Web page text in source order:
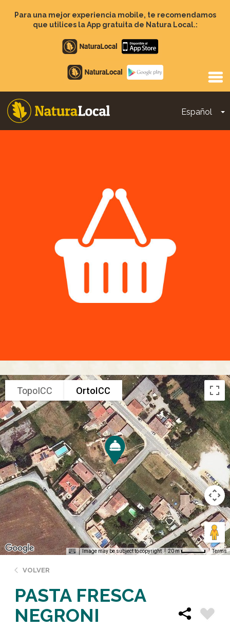
contenido
Para una mejor experiencia mobile, te recomendamos
que utilices la App gratuita de Natura Local.:
Apple
store
Google
Play
Español
Main
TopoICC OrtoICC
Image may be subject to copyright 20 m Terms
VOLVER
PASTA FRESCA
NEGRONI